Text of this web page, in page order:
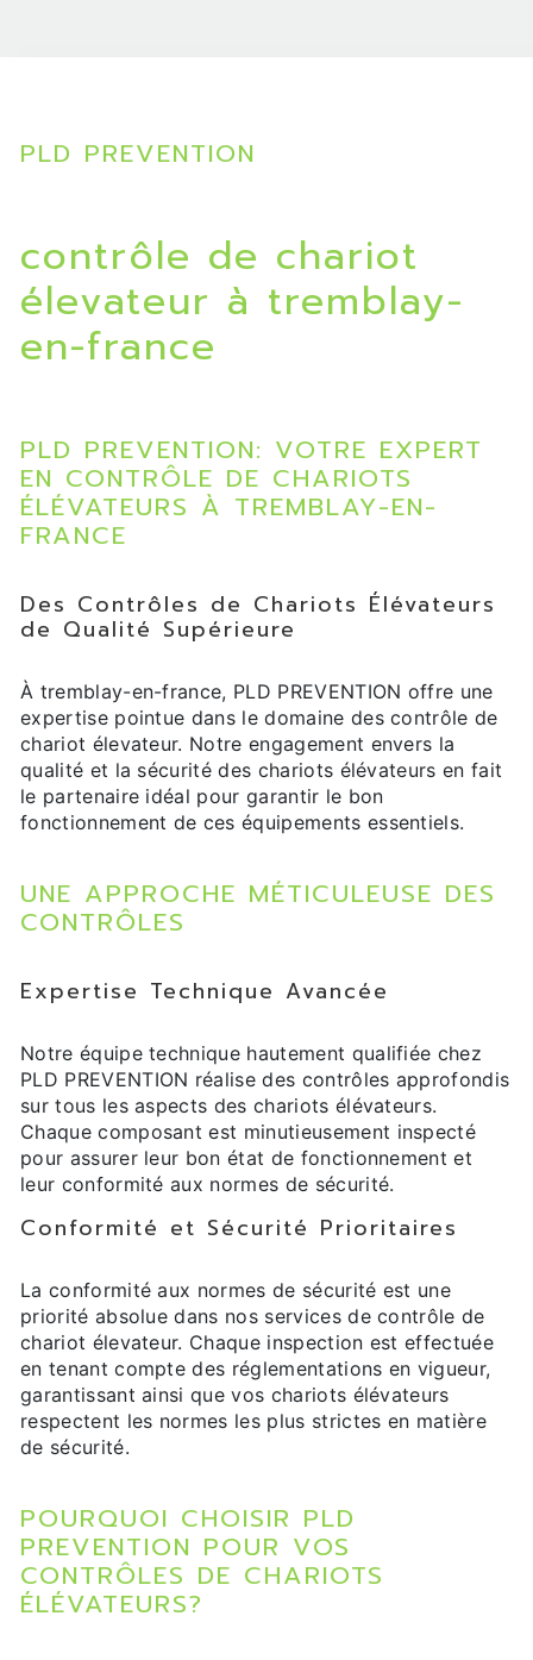
PLD PREVENTION
contrôle de chariot
élevateur à tremblay-
en-france
PLD PREVENTION: VOTRE EXPERT
EN CONTRÔLE DE CHARIOTS
ÉLÉVATEURS À TREMBLAY-EN-
FRANCE
Des Contrôles de Chariots Élévateurs
de Qualité Supérieure
À tremblay-en-france, PLD PREVENTION offre une
expertise pointue dans le domaine des contrôle de
chariot élevateur. Notre engagement envers la
qualité et la sécurité des chariots élévateurs en fait
le partenaire idéal pour garantir le bon
fonctionnement de ces équipements essentiels.
UNE APPROCHE MÉTICULEUSE DES
CONTRÔLES
Expertise Technique Avancée
Notre équipe technique hautement qualifiée chez
PLD PREVENTION réalise des contrôles approfondis
sur tous les aspects des chariots élévateurs.
Chaque composant est minutieusement inspecté
pour assurer leur bon état de fonctionnement et
leur conformité aux normes de sécurité.
Conformité et Sécurité Prioritaires
La conformité aux normes de sécurité est une
priorité absolue dans nos services de contrôle de
chariot élevateur. Chaque inspection est effectuée
en tenant compte des réglementations en vigueur,
garantissant ainsi que vos chariots élévateurs
respectent les normes les plus strictes en matière
de sécurité.
POURQUOI CHOISIR PLD
PREVENTION POUR VOS
CONTRÔLES DE CHARIOTS
ÉLÉVATEURS?